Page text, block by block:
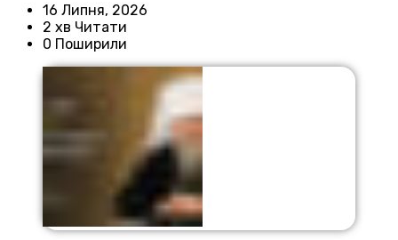
16 Липня, 2026
2 хв Читати
0 Поширили